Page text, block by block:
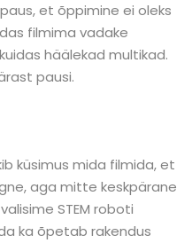
et õppimine ei oleks
filmima vadake
häälekad multikad.
pausi.
küsimus mida filmida, et
aga mitte keskpärane
STEM roboti
ka õpetab rakendus